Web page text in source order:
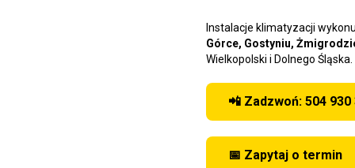
Instalacje klimatyzacji
Górce, Gostyniu,
Wielkopolski i Dolnego Śląska.
📲 Zadzwoń: 504 930
📅 Zapytaj o termin